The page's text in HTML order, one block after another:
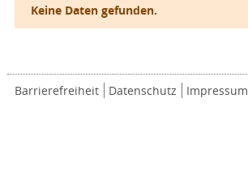
Keine Daten gefunden.
Barrierefreiheit Datenschutz Impressum